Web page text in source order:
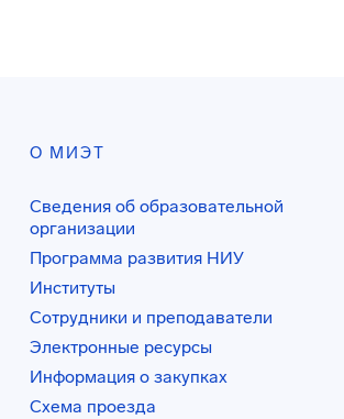
О МИЭТ
Сведения об образовательной
организации
Программа развития НИУ
Институты
Сотрудники и преподаватели
Электронные ресурсы
Информация о закупках
Схема проезда